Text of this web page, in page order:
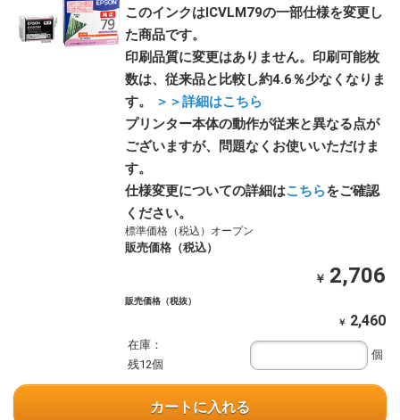
このインクはICVLM79の一部仕様を変更し
た商品です。
印刷品質に変更はありません。印刷可能枚
数は、従来品と比較し約4.6％少なくなりま
す。
＞＞詳細はこちら
プリンター本体の動作が従来と異なる点が
ございますが、問題なくお使いいただけま
す。
仕様変更についての詳細はこちらをご確認
ください。
標準価格（税込）オープン
販売価格（税込）
￥ 2,706
販売価格（税抜）
￥ 2,460
在庫：
残12個
個
カートに入れる